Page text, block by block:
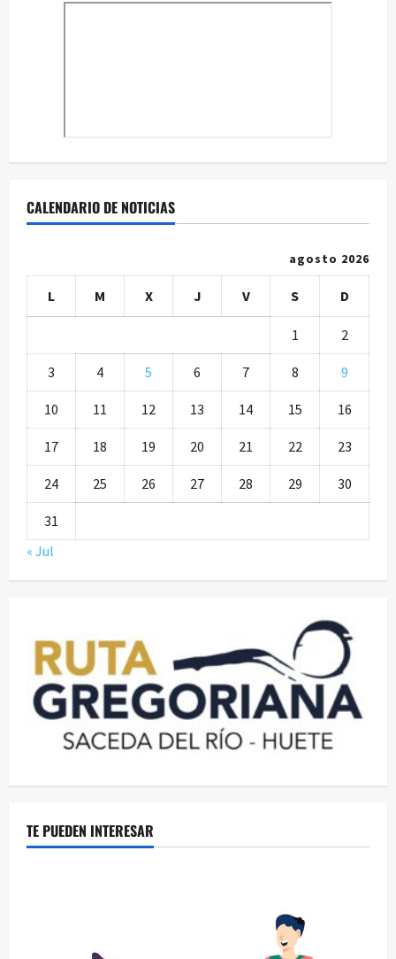
CALENDARIO DE NOTICIAS
agosto 2026
L M X J V S D
1 2
3 4 5 6 7 8 9
10 11 12 13 14 15 16
17 18 19 20 21 22 23
24 25 26 27 28 29 30
31
« Jul
TE PUEDEN INTERESAR